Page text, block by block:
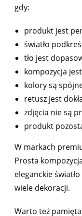
gdy:
produkt jest
światło
tło jest
kompozycja
kolory są
retusz jest
zdjęcia nie są
produkt
W markach
Prosta
eleganckie
wiele dekoracji.
Warto też